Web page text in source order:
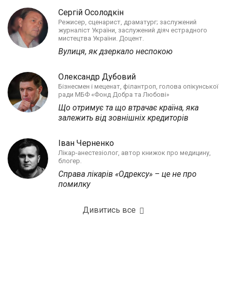
Сергій Осолодкін
Режисер, сценарист, драматург; заслужений
журналіст України, заслужений діяч естрадного
мистецтва України. Доцент.
Вулиця, як дзеркало неспокою
Олександр Дубовий
Бізнесмен і меценат, філантроп, голова опікунської
ради МБФ «Фонд Добра та Любові»
Що отримує та що втрачає країна, яка
залежить від зовнішніх кредиторів
Іван Черненко
Лікар-анестезіолог, автор книжок про медицину,
блогер.
Справа лікарів «Одрексу» – це не про
помилку
Дивитись все